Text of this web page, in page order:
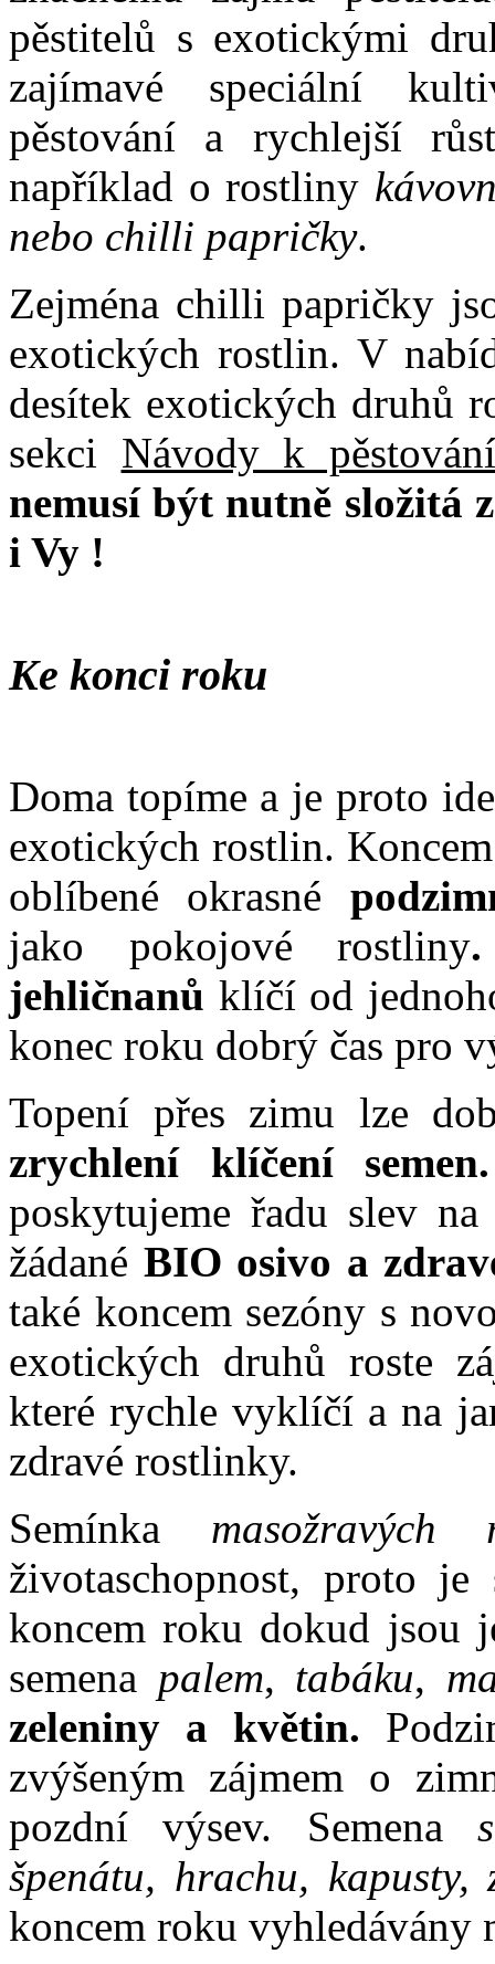
pěstitelů s exotickými
zajímavé speciální
pěstování a rychlejší
například o rostliny
nebo chilli papričky.
Zejména chilli papričky
exotických rostlin. V
desítek exotických druhů
sekci Návody k
nemusí být nutně složitá
i Vy !
Ke konci roku
Doma topíme a je proto
exotických rostlin.
oblíbené okrasné
jako pokojové rostliny
jehličnanů klíčí od
konec roku dobrý čas pro
Topení přes zimu lze
zrychlení klíčení semen.
poskytujeme řadu slev
žádané BIO osivo a
také koncem sezóny s
exotických druhů roste
které rychle vyklíčí a na
zdravé rostlinky.
Semínka masožravých
životaschopnost, proto je
koncem roku dokud jsou
semena palem, tabáku,
zeleniny a květin.
zvýšeným zájmem o
pozdní výsev. Semena
špenátu, hrachu, kapusty,
koncem roku vyhledávány